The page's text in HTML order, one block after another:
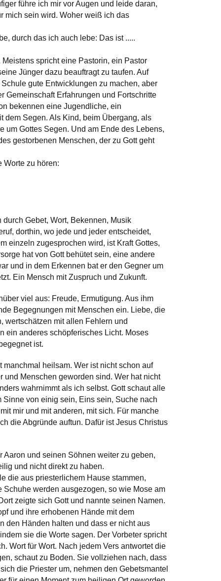
führe ich mir vor Augen und leide daran,
mich sein wird. Woher weiß ich das
durch das ich auch lebe: Das ist .....
spricht eine Pastorin, ein Pastor
Jünger dazu beauftragt zu taufen. Auf
gute Entwicklungen zu machen, aber
Gemeinschaft Erfahrungen und Fortschritte
bekennen eine Jugendliche, ein
dem Segen. Als Kind, beim Übergang, als
um Gottes Segen. Und am Ende des Lebens,
gestorbenen Menschen, der zu Gott geht
Worte zu hören:
Gebet, Wort, Bekennen, Musik
dorthin, wo jede und jeder entscheidet,
einzeln zugesprochen wird, ist Kraft Gottes,
hat von Gott behütet sein, eine andere
und in dem Erkennen bat er den Gegner um
Ein Mensch mit Zuspruch und Zukunft.
viel aus: Freude, Ermutigung. Aus ihm
Begegnungen mit Menschen ein. Liebe, die
wertschätzen mit allen Fehlern und
ein anderes schöpferisches Licht. Moses
ist.
heilsam. Wer ist nicht schon auf
Menschen geworden sind. Wer hat nicht
wahrnimmt als ich selbst. Gott schaut alle
von einig sein, Eins sein, Suche nach
mir und mit anderen, mit sich. Für manche
die Abgründe auftun. Dafür ist Jesus Christus
Aaron und seinen Söhnen weiter zu geben,
und nicht direkt zu haben.
die aus priesterlichem Hause stammen,
werden ausgezogen, so wie Mose am
zeigte sich Gott und nannte seinen Namen.
und ihre erhobenen Hände mit dem
den Händen halten und dass er nicht aus
sie die Worte sagen. Der Vorbeter spricht
Wort für Wort. Nach jedem Vers antwortet die
schaut zu Boden. Sie vollziehen nach, dass
die Priester um, nehmen den Gebetsmantel